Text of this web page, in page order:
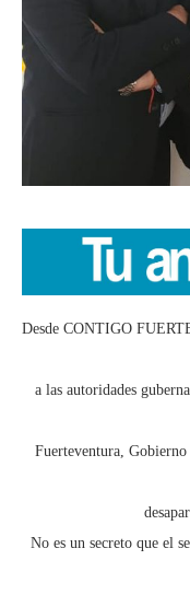
Desde CONTIGO
a las autoridades
Fuerteventura, Gobierno
No es un secreto que el